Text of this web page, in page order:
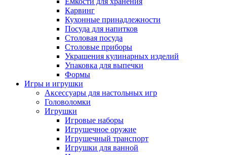
Карвинг
Кухонные принадлежности
Посуда для напитков
Столовая посуда
Столовые приборы
Украшения кулинарных изделий
Упаковка для выпечки
Формы
Игры и игрушки
Аксессуары для настольных игр
Головоломки
Игрушки
Игровые наборы
Игрушечное оружие
Игрушечный транспорт
Игрушки для ванной